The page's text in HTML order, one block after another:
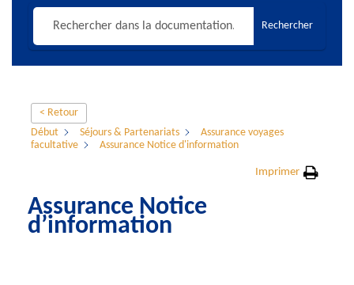
Rechercher
< Retour
Début
Séjours & Partenariats
Assurance voyages
facultative
Assurance Notice d'information
Imprimer
Assurance Notice
d’information